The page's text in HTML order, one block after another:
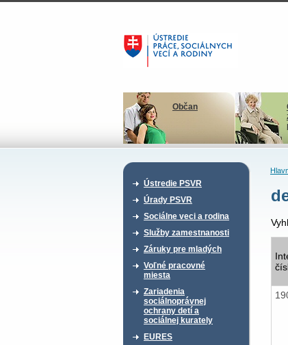
Občan
Ústredie PSVR
Úrady PSVR
Sociálne veci a rodina
Služby zamestnanosti
Záruky pre mladých
Voľné pracovné
miesta
Zariadenia
sociálnoprávnej
ochrany detí a
sociálnej kurately
EURES